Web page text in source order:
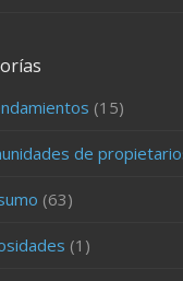
(15)
de
(63)
(1)